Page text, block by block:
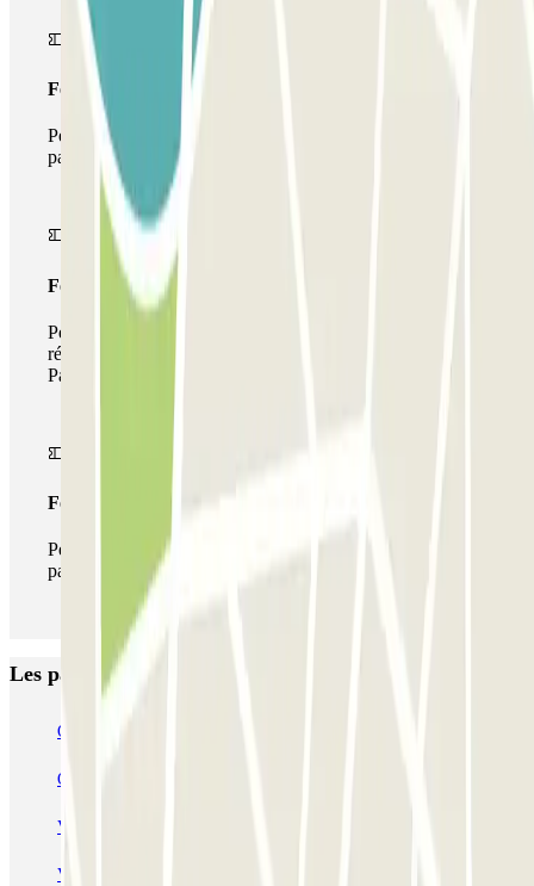
Forfait Simple
Pendant votre séjour, vous ne pourrez entrer et sortir du
parking qu'une seule fois
Forfait de stationnement multiple
Pendant votre séjour, vous pouvez utiliser l'ensemble du
réseau de parkings de cet opérateur disponible sur
Parclick.
Forfait illimité
Pendant votre séjour, vous pouvez entrer et sortir du
parking aussi souvent que vous le souhaitez.
Les parkings les mieux notés à Amsterdam
Q-Park Nieuwendijk
Q-Park Oostpoort
VALET - NEMO Science Museum
VALET - Stadsschouwburg Amsterdam